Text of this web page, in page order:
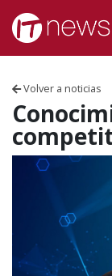
Skip to content
Volver a noticias